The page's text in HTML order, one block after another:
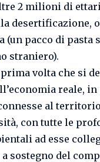
2 milioni di ettari
desertificazione,
(un pacco di pasta
straniero).
prima volta che si
reale,
al
con tutte le
ad esse
a sostegno del